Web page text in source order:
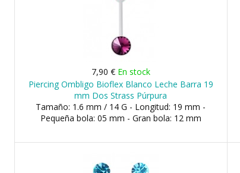
7,90 € En stock
Piercing Ombligo Bioflex Blanco Leche Barra 19
mm Dos Strass Púrpura
Tamaño: 1.6 mm / 14 G - Longitud: 19 mm -
Pequeña bola: 05 mm - Gran bola: 12 mm